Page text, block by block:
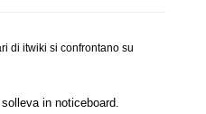
di itwiki si confrontano su
in noticeboard.